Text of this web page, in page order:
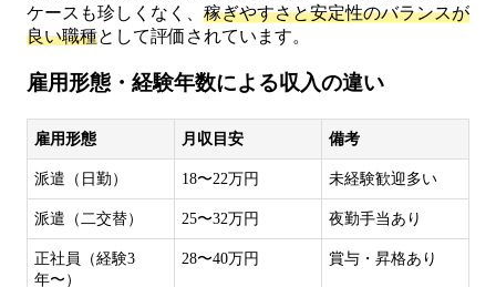
ケースも珍しくなく、 稼ぎやすさと安定性のバランスが
良い職種として評価されています。
雇用形態・経験年数による収入の違い
雇用形態 月収目安 備考
派遣（日勤） 18〜22万円 未経験歓迎多い
派遣（二交替） 25〜32万円 夜勤手当あり
正社員（経験3
年〜）
28〜40万円 賞与・昇格あり